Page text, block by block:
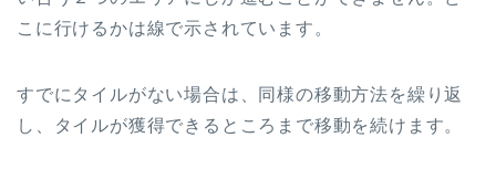
こに行けるかは線で示されています。
すでにタイルがない場合は、同様の移動方法を繰り返
し、タイルが獲得できるところまで移動を続けます。